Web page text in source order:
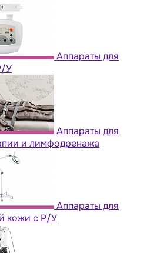
Аппараты для
У
Аппараты для
и лимфодренажа
Аппараты для
кожи с Р/У